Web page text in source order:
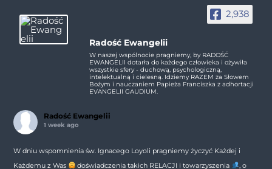
2,938
Radość Ewangelii
W naszej wspólnocie pragniemy, by RADOŚĆ
EWANGELII dotarła do każdego człowieka i ożywiła
wszystkie sfery - duchową, psychologiczną,
intelektualną i cielesną. Idziemy RAZEM za Słowem
Bożym i nauczaniem Papieża Franciszka z adhortacji
EVANGELII GAUDIUM.
Radość Ewangelii
1 week ago
W dniu wspomnienia św. Ignacego Loyoli pragniemy życzyć Każdej i
Każdemu z Was
doświadczenia takich RELACJI i towarzyszenia , o